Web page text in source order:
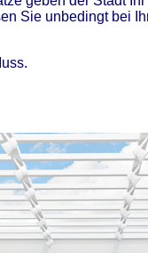
Sie unbedingt bei